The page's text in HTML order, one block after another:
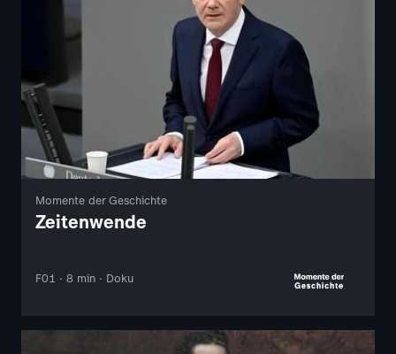
Momente der Geschichte
Zeitenwende
F01 · 8 min · Doku